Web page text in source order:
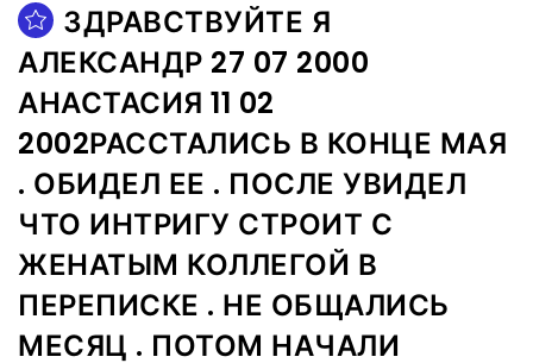
ЗДРАВСТВУЙТЕ Я
АЛЕКСАНДР 27 07 2000
АНАСТАСИЯ 11 02
2002РАССТАЛИСЬ В КОНЦЕ МАЯ
. ОБИДЕЛ ЕЕ . ПОСЛЕ УВИДЕЛ
ЧТО ИНТРИГУ СТРОИТ С
ЖЕНАТЫМ КОЛЛЕГОЙ В
ПЕРЕПИСКЕ . НЕ ОБЩАЛИСЬ
МЕСЯЦ . ПОТОМ НАЧАЛИ